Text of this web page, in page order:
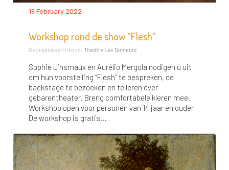
19 February 2022
Workshop rond de show “Flesh”
Georganiseerd door : Théâtre Les Tanneurs
Sophie Linsmaux en Aurélio Mergola nodigen u uit
om hun voorstelling “Flesh” te bespreken, de
backstage te bezoeken en te leren over
gebarentheater. Breng comfortabele kleren mee.
Workshop open voor personen van 14 jaar en ouder
De workshop is gratis...